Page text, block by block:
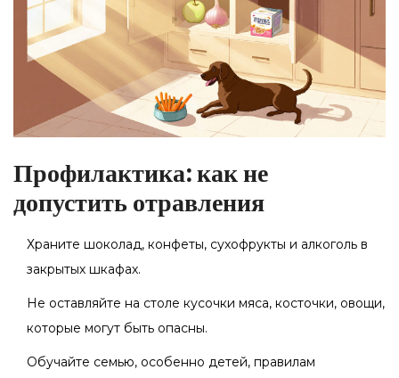
Профилактика: как не
допустить отравления
Храните шоколад, конфеты, сухофрукты и алкоголь в
закрытых шкафах.
Не оставляйте на столе кусочки мяса, косточки, овощи,
которые могут быть опасны.
Обучайте семью, особенно детей, правилам